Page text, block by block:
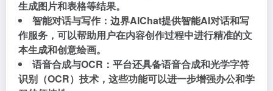
生成图片和表格等结果。
智能对话与写作：边界AIChat提供智能AI对话和写
作服务，可以帮助用户在内容创作过程中进行精准的文
本生成和创意绘画。
语音合成与OCR：平台还具备语音合成和光学字符
识别（OCR）技术，这些功能可以进一步增强办公和学